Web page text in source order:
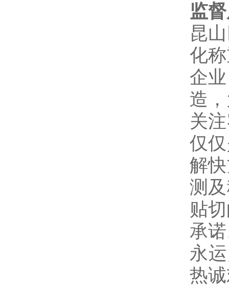
监
昆
化
企
造
关
仅
解
测
贴
承
永
热